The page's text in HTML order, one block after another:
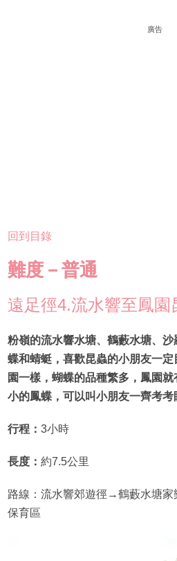
廣告
回到目錄
難度－普通
遠足徑4.流水響至鳳園
粉嶺的流水響水塘、鶴藪水塘、
蝶和蜻蜓，喜歡昆蟲的小朋友一
園一樣，蝴蝶的品種繁多，鳳園
小的鳳蝶，可以叫小朋友一齊考考
行程： 3小時
長度： 約7.5公里
路線：流水響郊遊徑→鶴藪水塘
保育區